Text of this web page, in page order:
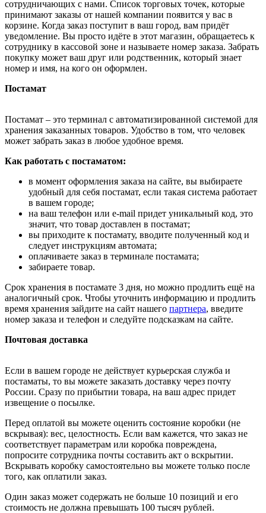
сотрудничающих с нами. Список торговых точек, которые
принимают заказы от нашей компании появится у вас в
корзине. Когда заказ поступит в ваш город, вам придёт
уведомление. Вы просто идёте в этот магазин, обращаетесь к
сотруднику в кассовой зоне и называете номер заказа. Забрать
покупку может ваш друг или родственник, который знает
номер и имя, на кого он оформлен.
Постамат
Постамат – это терминал с автоматизированной системой для
хранения заказанных товаров. Удобство в том, что человек
может забрать заказ в любое удобное время.
Как работать с постаматом:
в момент оформления заказа на сайте, вы выбираете
удобный для себя постамат, если такая система работает
в вашем городе;
на ваш телефон или e-mail придет уникальный код, это
значит, что товар доставлен в постамат;
вы приходите к постамату, вводите полученный код и
следует инструкциям автомата;
оплачиваете заказ в терминале постамата;
забираете товар.
Срок хранения в постамате 3 дня, но можно продлить ещё на
аналогичный срок. Чтобы уточнить информацию и продлить
время хранения зайдите на сайт нашего партнера, введите
номер заказа и телефон и следуйте подсказкам на сайте.
Почтовая доставка
Если в вашем городе не действует курьерская служба и
постаматы, то вы можете заказать доставку через почту
России. Сразу по прибытии товара, на ваш адрес придет
извещение о посылке.
Перед оплатой вы можете оценить состояние коробки (не
вскрывая): вес, целостность. Если вам кажется, что заказ не
соответствует параметрам или коробка повреждена,
попросите сотрудника почты составить акт о вскрытии.
Вскрывать коробку самостоятельно вы можете только после
того, как оплатили заказ.
Один заказ может содержать не больше 10 позиций и его
стоимость не должна превышать 100 тысяч рублей.